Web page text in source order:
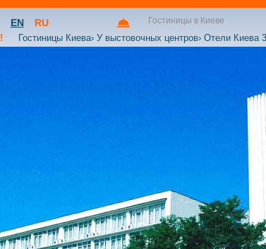
Гостиницы в Киеве
EN RU
Гостиницы Киева› У выстовочных центров› Отели Киева